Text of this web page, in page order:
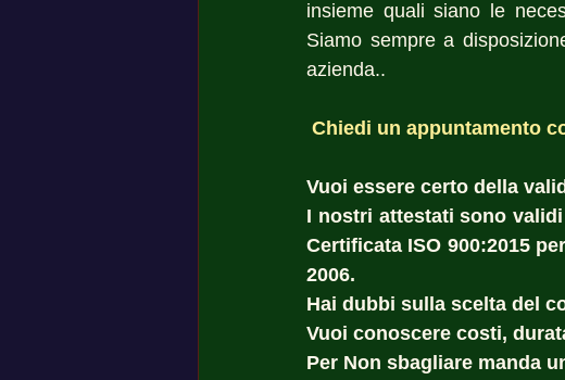
insieme quali siano le
Siamo sempre a
azienda..
Chiedi un appuntamento
Vuoi essere certo della
I nostri attestati sono
Certificata ISO 900:2015
2006.
Hai dubbi sulla scelta del
Vuoi conoscere costi,
Per Non sbagliare manda